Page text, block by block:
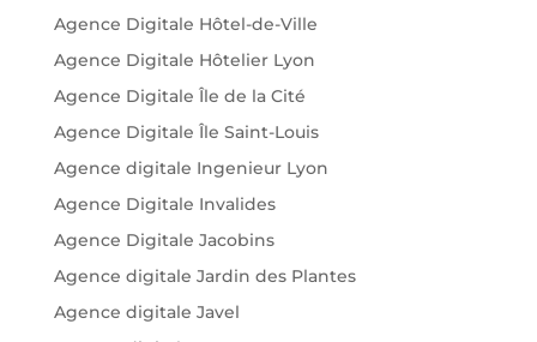
Agence Digitale Hôtel-de-Ville
Agence Digitale Hôtelier Lyon
Agence Digitale Île de la Cité
Agence Digitale Île Saint-Louis
Agence digitale Ingenieur Lyon
Agence Digitale Invalides
Agence Digitale Jacobins
Agence digitale Jardin des Plantes
Agence digitale Javel